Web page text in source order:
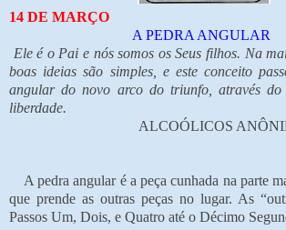
14 DE MARÇO
A PEDRA ANGULAR
Ele é o Pai e nós somos os Seus filhos. Na
boas ideias são simples, e este conceito
angular do novo arco do triunfo, através do
liberdade.
ALCOÓLICOS
A pedra angular é a peça cunhada na parte
que prende as outras peças no lugar. As
Passos Um, Dois, e Quatro até o Décimo